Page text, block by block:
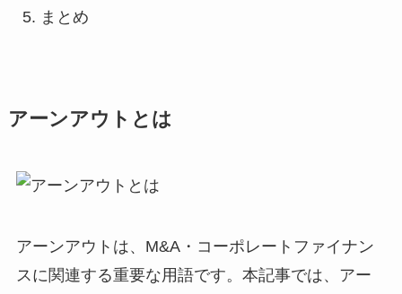
まとめ
アーンアウトとは
アーンアウトは、M&A・コーポレートファイナン
スに関連する重要な用語です。本記事では、アー